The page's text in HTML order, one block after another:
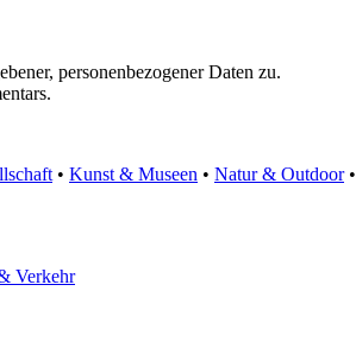
personenbezogener Daten zu.
• Kunst & Museen • Natur & Outdoor•
Verkehr